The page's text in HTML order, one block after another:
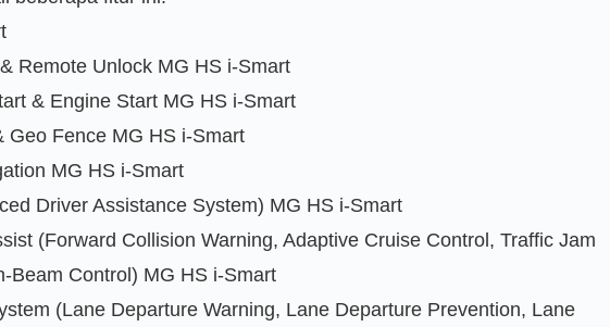
Remote Unlock MG HS i-Smart
& Engine Start MG HS i-Smart
Geo Fence MG HS i-Smart
MG HS i-Smart
Driver Assistance System) MG HS i-Smart
(Forward Collision Warning, Adaptive Cruise Control, Traffic Jam
Beam Control) MG HS i-Smart
(Lane Departure Warning, Lane Departure Prevention, Lane